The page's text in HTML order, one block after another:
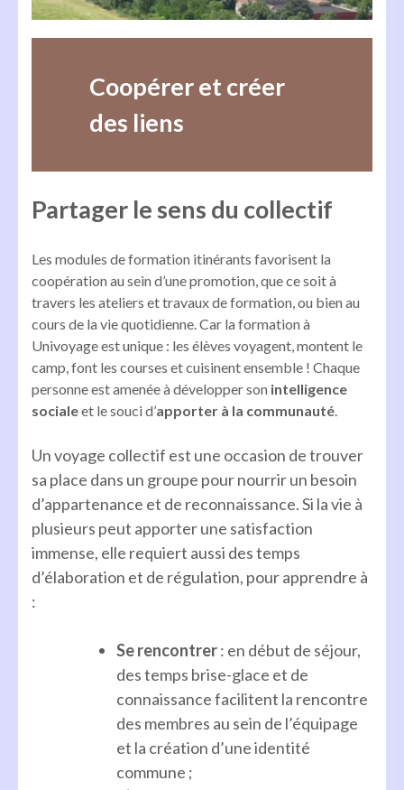
Coopérer et créer
des liens
Partager le sens du collectif
Les modules de formation itinérants favorisent la
coopération au sein d’une promotion, que ce soit à
travers les ateliers et travaux de formation, ou bien au
cours de la vie quotidienne. Car la formation à
Univoyage est unique : les élèves voyagent, montent le
camp, font les courses et cuisinent ensemble ! Chaque
personne est amenée à développer son intelligence
socialeet le souci d’apporter à la communauté
Un voyage collectif est une occasion de trouver
sa place dans un groupe pour nourrir un besoin
d’appartenance et de reconnaissance. Si la vie à
plusieurs peut apporter une satisfaction
immense, elle requiert aussi des temps
d’élaboration et de régulation, pour apprendre à
:
Se rencontrer: en début de séjour,
des temps brise-glace et de
connaissance facilitent la rencontre
des membres au sein de l’équipage
et la création d’une identité
commune ;